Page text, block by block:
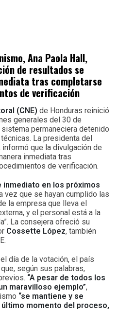
Ana Paola Hall,
de resultados se
tras completarse
de verificación
(CNE) de Honduras reinició
generales del 30 de
permaneciera detenido
La presidenta del
informó que la divulgación de
inmediata tras
de verificación.
inmediato en los próximos
vez que se hayan cumplido las
la empresa que lleva el
y el personal está a la
La consejera ofreció su
Cossette López, también
día de la votación, el país
según sus palabras,
“A pesar de todos los
maravilloso ejemplo”,
“se mantiene y se
momento del proceso,